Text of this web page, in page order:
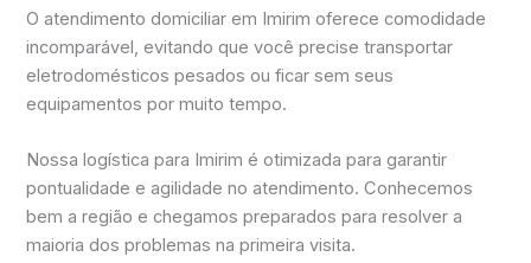
O atendimento domiciliar em Imirim oferece comodidade
incomparável, evitando que você precise transportar
eletrodomésticos pesados ou ficar sem seus
equipamentos por muito tempo.
Nossa logística para Imirim é otimizada para garantir
pontualidade e agilidade no atendimento. Conhecemos
bem a região e chegamos preparados para resolver a
maioria dos problemas na primeira visita.